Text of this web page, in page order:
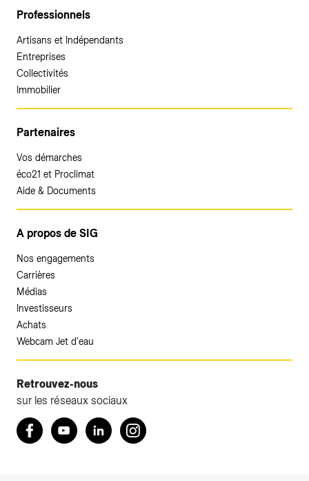
Professionnels
Artisans et Indépendants
Entreprises
Collectivités
Immobilier
Partenaires
Vos démarches
éco21 et Proclimat
Aide & Documents
A propos de SIG
Nos engagements
Carrières
Médias
Investisseurs
Achats
Webcam Jet d'eau
Retrouvez-nous
sur les réseaux sociaux
Retrouvez nous sur Facebook
YoutubeLinkedInInstagram
Accéder à votre espace client SIG.
Votre espace client SIG n'est pas optimisé pour une